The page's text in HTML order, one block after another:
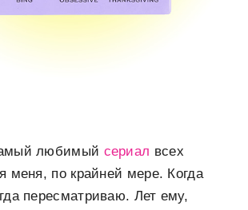
любимый сериал всех
меня, по крайней мере. Когда
пересматриваю. Лет ему,